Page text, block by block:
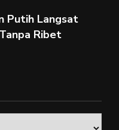
Putih Langsat
Ribet